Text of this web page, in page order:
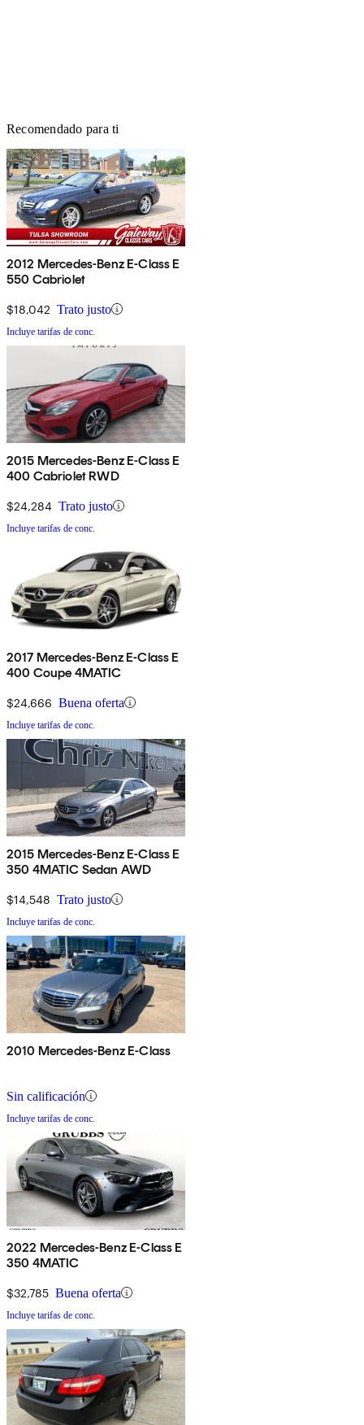
Recomendado para ti
2012 Mercedes-Benz E-Class E
550 Cabriolet
$18,042 Trato justo
Incluye tarifas de conc.
2015 Mercedes-Benz E-Class E
400 Cabriolet RWD
$24,284 Trato justo
Incluye tarifas de conc.
2017 Mercedes-Benz E-Class E
400 Coupe 4MATIC
$24,666 Buena oferta
Incluye tarifas de conc.
2015 Mercedes-Benz E-Class E
350 4MATIC Sedan AWD
$14,548 Trato justo
Incluye tarifas de conc.
2010 Mercedes-Benz E-Class
Sin calificación
Incluye tarifas de conc.
2022 Mercedes-Benz E-Class E
350 4MATIC
$32,785 Buena oferta
Incluye tarifas de conc.